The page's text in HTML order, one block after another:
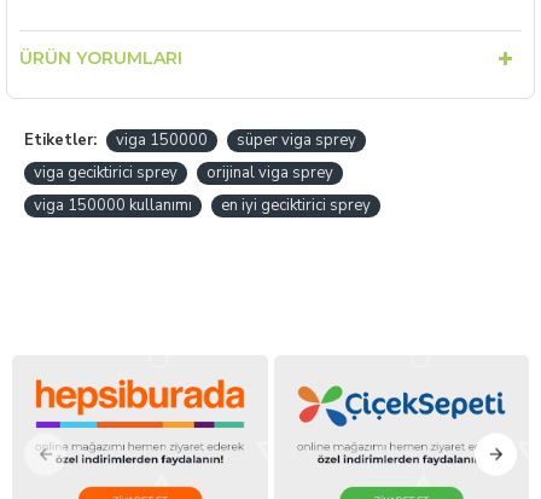
ÜRÜN YORUMLARI
Etiketler: viga 150000
süper viga sprey
viga geciktirici sprey
orijinal viga sprey
viga 150000 kullanımı
en iyi geciktirici sprey